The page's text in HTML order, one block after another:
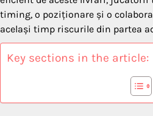
timing, o poziționare și o
același timp riscurile din partea
Key sections in the article: